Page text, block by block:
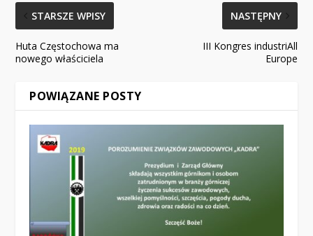
STARSZE WPISY
Huta Częstochowa ma
nowego właściciela
NASTĘPNY
III Kongres industriAll
Europe
POWIĄZANE POSTY